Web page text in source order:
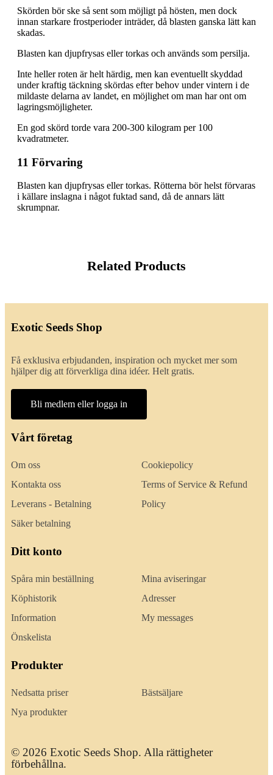
Skörden bör ske så sent som möjligt på hösten, men dock
innan starkare frostperioder inträder, då blasten ganska lätt kan
skadas.
Blasten kan djupfrysas eller torkas och används som persilja.
Inte heller roten är helt härdig, men kan eventuellt skyddad
under kraftig täckning skördas efter behov under vintern i de
mildaste delarna av landet, en möjlighet om man har ont om
lagringsmöjligheter.
En god skörd torde vara 200-300 kilogram per 100
kvadratmeter.
11 Förvaring
Blasten kan djupfrysas eller torkas. Rötterna bör helst förvaras
i källare inslagna i något fuktad sand, då de annars lätt
skrumpnar.
Related Products
Exotic Seeds Shop
Få exklusiva erbjudanden, inspiration och mycket mer som
hjälper dig att förverkliga dina idéer. Helt gratis.
Bli medlem eller logga in
Vårt företag
Om oss
Kontakta oss
Leverans - Betalning
Säker betalning
Cookiepolicy
Terms of Service & Refund
Policy
Ditt konto
Spåra min beställning
Köphistorik
Information
Önskelista
Mina aviseringar
Adresser
My messages
Produkter
Nedsatta priser
Nya produkter
Bästsäljare
© 2026 Exotic Seeds Shop. Alla rättigheter
förbehållna.